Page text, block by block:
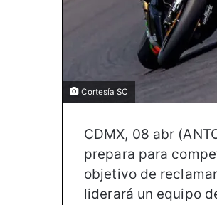
Cortesía SC
CDMX, 08 abr
prepara para
objetivo de
liderará un equipo